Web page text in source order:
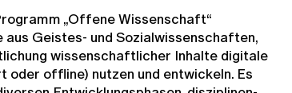
„Offene Wissenschaft“
Geistes- und Sozialwissenschaften,
wissenschaftlicher Inhalte digitale
oder offline) nutzen und entwickeln. Es